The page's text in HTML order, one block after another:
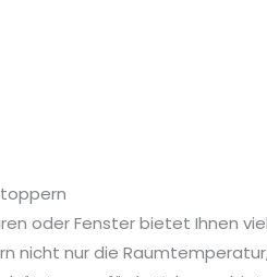
oder Fenster bietet Ihnen
nicht nur die